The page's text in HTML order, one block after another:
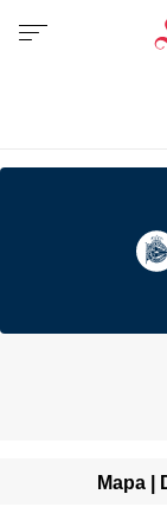
Mapa |